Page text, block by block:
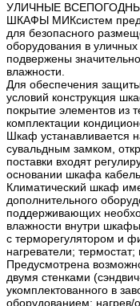
УЛИЧНЫЕ
ШКАФЫ МИКсистем
для безопасного
оборудования в
подвержены
влажности.
Для обеспечения
условий конструкция
покрытие элементов из
комплектации
Шкаф устанавливается
сувальдным замком,
поставки входят
основании шкафа
Климатический шкаф
дополнительного
поддерживающих
влажности внутри
с терморегулятором и
нагреватели; термостат;
Предусмотрена
двумя стенками
укомплектованного в
оборудованием: нагрев/